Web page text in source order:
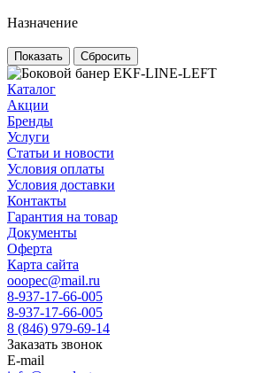
Назначение
Сбросить
Каталог
Акции
Бренды
Услуги
Статьи и новости
Условия оплаты
Условия доставки
Контакты
Гарантия на товар
Документы
Оферта
Карта сайта
ooopec@mail.ru
8-937-17-66-005
8-937-17-66-005
8 (846) 979-69-14
Заказать звонок
E-mail